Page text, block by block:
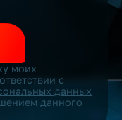
моих
с
данных
данного